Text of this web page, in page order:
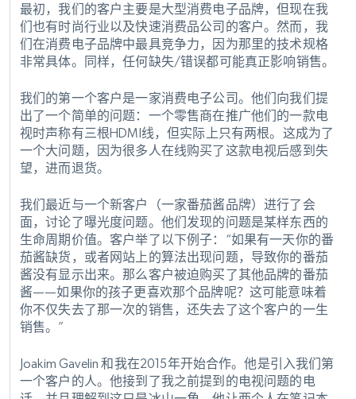
最初，我们的客户主要是大型消费电子品牌，但现在我
们也有时尚行业以及快速消费品公司的客户。然而，我
们在消费电子品牌中最具竞争力，因为那里的技术规格
非常具体。同样，任何缺失/错误都可能真正影响销售。
我们的第一个客户是一家消费电子公司。他们向我们提
出了一个简单的问题：一个零售商在推广他们的一款电
视时声称有三根HDMI线，但实际上只有两根。这成为了
一个大问题，因为很多人在线购买了这款电视后感到失
望，进而退货。
我们最近与一个新客户（一家番茄酱品牌）进行了会
面，讨论了曝光度问题。他们发现的问题是某样东西的
生命周期价值。客户举了以下例子：“如果有一天你的番
茄酱缺货，或者网站上的算法出现问题，导致你的番茄
酱没有显示出来。那么客户被迫购买了其他品牌的番茄
酱——如果你的孩子更喜欢那个品牌呢？这可能意味着
你不仅失去了那一次的销售，还失去了这个客户的一生
销售。”
Joakim Gavelin 和我在2015年开始合作。他是引入我们第
一个客户的人。他接到了我之前提到的电视问题的电